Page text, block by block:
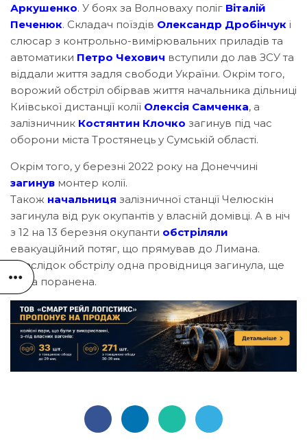
Аркушенко. У боях за Волноваху поліг Віталій
Печенюк. Складач поїздів Олександр Дробінчук і
слюсар з контрольно-вимірювальних приладів та
автоматики Петро Чехович вступили до лав ЗСУ та
віддали життя задля свободи України. Окрім того,
ворожий обстріл обірвав життя начальника дільниці
Київської дистанції колії Олексія Самченка, а
залізничник Костянтин Клочко загинув під час
оборони міста Тростянець у Сумській області.
Окрім того, у березні 2022 року на Донеччині
загинув монтер колії.
Також начальниця залізничної станції Челюскін
загинула від рук окупантів у власній домівці. А в ніч
з 12 на 13 березня окупанти обстріляли
евакуаційний потяг, що прямував до Лимана.
Внаслідок обстрілу одна провідниця загинула, ще
одна поранена.